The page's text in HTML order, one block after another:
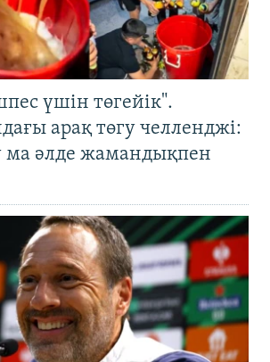
үшін төгейік".
арақ төгу челленджі:
әлде жамандықпен